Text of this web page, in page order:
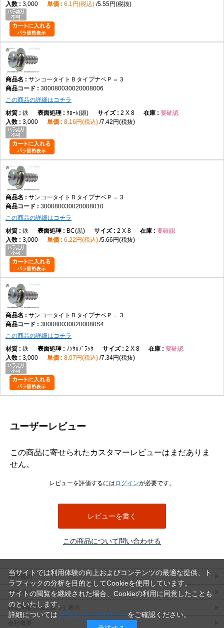
この商品について問い合わせる
3,000
6.1円(税込) 5.55円(税抜)
サンコータイトＢタイプナベＰ＝３
300080030020008006
この商品の詳細はコチラ
鉄
ｸﾛｰﾑ(銀) 2 X 8
要確認
3,000
8.16円(税込) 7.42円(税抜)
サンコータイトＢタイプナベＰ＝３
300080030020008010
この商品の詳細はコチラ
鉄
BC(黒) 2 X 8
要確認
3,000
6.22円(税込) 5.66円(税抜)
サンコータイトＢタイプナベＰ＝３
3000800300200080S4
この商品の詳細はコチラ
鉄
ﾉﾝｸﾛﾌﾞﾗｯｸ 2 X 8
要確認
3,000
8.07円(税込) 7.34円(税抜)
ユーザーレビュー
この商品に寄せられたカスタマーレビューはまだありま
せん。
レビューを評価するには ログインが必要です。
レビューを書く
利用規約
プライバシーポリシー
特定商取引法に基づく表示
会社概要
当サイトでは利用体験の向上およびコンテンツの最適な提供、ト
ラフィックの分析を目的としてCookieを使用しています。
サイトの閲覧を継続された場合、Cookieの利用に同意したことも
のといたします。
詳細についてはプライバシーポリシーをご確認ください。